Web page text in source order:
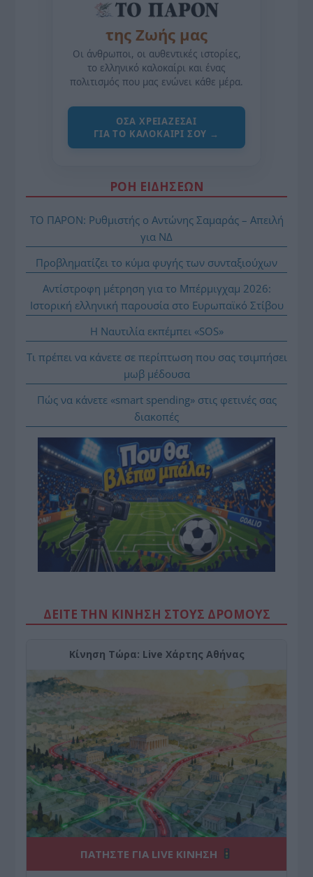
της Ζωής μας
Οι άνθρωποι, οι αυθεντικές ιστορίες,
το ελληνικό καλοκαίρι και ένας
πολιτισμός που μας ενώνει κάθε μέρα.
ΌΣΑ ΧΡΕΙΆΖΕΣΑΙ
ΓΙΑ ΤΟ ΚΑΛΟΚΑΊΡΙ ΣΟΥ →
ΡΟΗ ΕΙΔΗΣΕΩΝ
ΤΟ ΠΑΡΟΝ: Ρυθμιστής ο Αντώνης Σαμαράς – Απειλή
για ΝΔ
Προβληματίζει το κύμα φυγής των συνταξιούχων
Αντίστροφη μέτρηση για το Μπέρμιγχαμ 2026:
Ιστορική ελληνική παρουσία στο Ευρωπαϊκό Στίβου
Η Ναυτιλία εκπέμπει «SOS»
Τι πρέπει να κάνετε σε περίπτωση που σας τσιμπήσει
μωβ μέδουσα
Πώς να κάνετε «smart spending» στις φετινές σας
διακοπές
ΔΕΙΤΕ ΤΗΝ ΚΙΝΗΣΗ ΣΤΟΥΣ ΔΡΌΜΟΥΣ
Κίνηση Τώρα: Live Χάρτης Αθήνας
ΠΑΤΗΣΤΕ ΓΙΑ LIVE ΚΙΝΗΣΗ